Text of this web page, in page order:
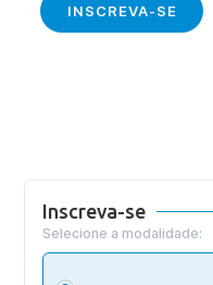
INSCREVA-SE
Inscreva-se
Selecione a modalidade: